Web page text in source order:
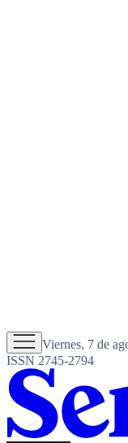
Viernes, 7 de
ISSN 2745-2794